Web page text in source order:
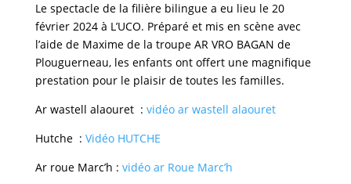
Le spectacle de la filière bilingue a eu lieu le 20
février 2024 à L’UCO. Préparé et mis en scène avec
l’aide de Maxime de la troupe AR VRO BAGAN de
Plouguerneau, les enfants ont offert une magnifique
prestation pour le plaisir de toutes les familles.
Ar wastell alaouret : vidéo ar wastell alaouret
Hutche : Vidéo HUTCHE
Ar roue Marc’h : vidéo ar Roue Marc’h